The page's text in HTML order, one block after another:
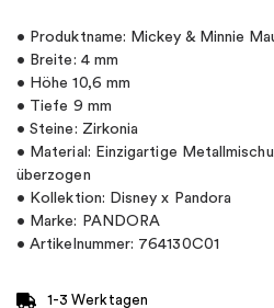
• Produktname: Mickey & Minnie
• Breite: 4 mm
• Höhe 10,6 mm
• Tiefe 9 mm
• Steine: Zirkonia
• Material: Einzigartige
überzogen
• Kollektion: Disney x Pandora
• Marke: PANDORA
• Artikelnummer: 764130C01
1-3 Werktagen